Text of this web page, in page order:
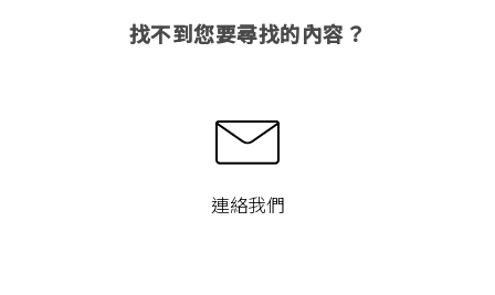
找不到您要尋找的內容？
連絡我們